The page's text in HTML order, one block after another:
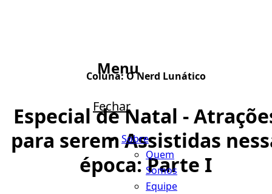
Menu
Fechar
Sobre
Quem
Somos
Equipe
Coluna:O Nerd Lunático
Especial de Natal -
para serem Assistidas
época: Parte I